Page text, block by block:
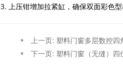
3. 上压钳增加拉紧缸，确保双面彩色
上一页: 塑料门窗多层数控四
下一页: 塑料门窗（无缝）四